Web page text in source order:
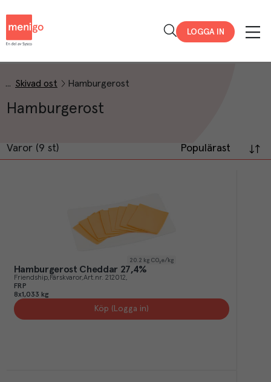
LOGGA IN
Skivad ost Hamburgerost
Hamburgerost
Varor (9 st) Populärast
20.2 kg CO₂e/kg
Hamburgerost Cheddar 27,4%
Friendship Färskvaror Art.nr. 212012
FRP
8x1,033 kg
Köp (Logga in)